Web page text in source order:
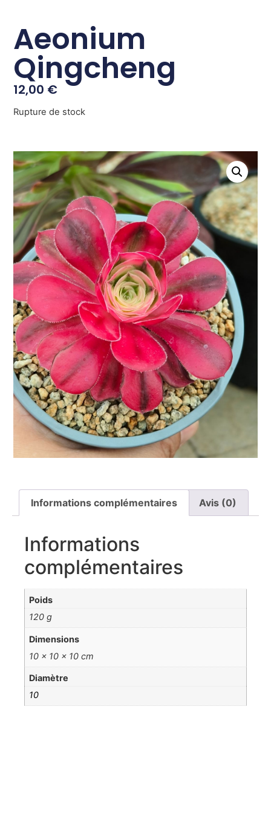
Aeonium
Qingcheng
12,00 €
Rupture de stock
Informations complémentaires Avis (0)
Informations
complémentaires
Poids
120 g
Dimensions
10 × 10 × 10 cm
Diamètre
10